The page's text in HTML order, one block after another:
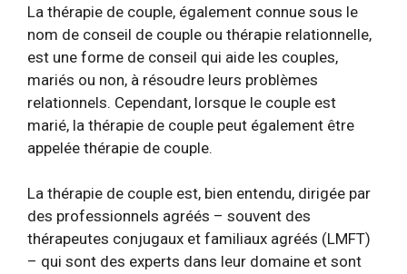
La thérapie de couple, également connue sous le
nom de conseil de couple ou thérapie relationnelle,
est une forme de conseil qui aide les couples,
mariés ou non, à résoudre leurs problèmes
relationnels. Cependant, lorsque le couple est
marié, la thérapie de couple peut également être
appelée thérapie de couple.
La thérapie de couple est, bien entendu, dirigée par
des professionnels agréés – souvent des
thérapeutes conjugaux et familiaux agréés (LMFT)
– qui sont des experts dans leur domaine et sont